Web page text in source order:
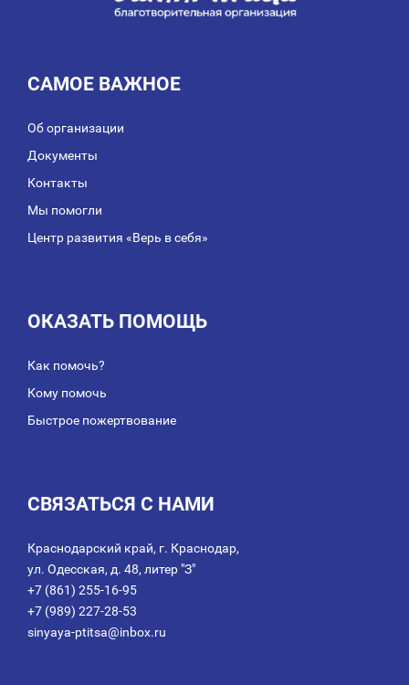
САМОЕ ВАЖНОЕ
Об организации
Документы
Контакты
Мы помогли
Центр развития «Верь в себя»
ОКАЗАТЬ ПОМОЩЬ
Как помочь?
Кому помочь
Быстрое пожертвование
СВЯЗАТЬСЯ С НАМИ
Краснодарский край, г. Краснодар,
ул. Одесская, д. 48, литер "З"
+7 (861) 255-16-95
+7 (989) 227-28-53
sinyaya-ptitsa@inbox.ru